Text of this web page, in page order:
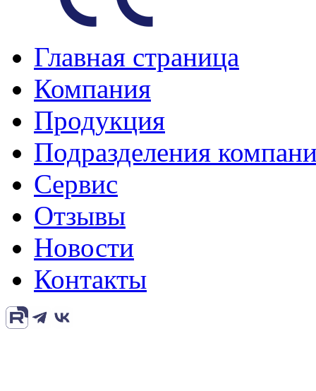
Главная страница
Компания
Продукция
Подразделения
Сервис
Отзывы
Новости
Контакты